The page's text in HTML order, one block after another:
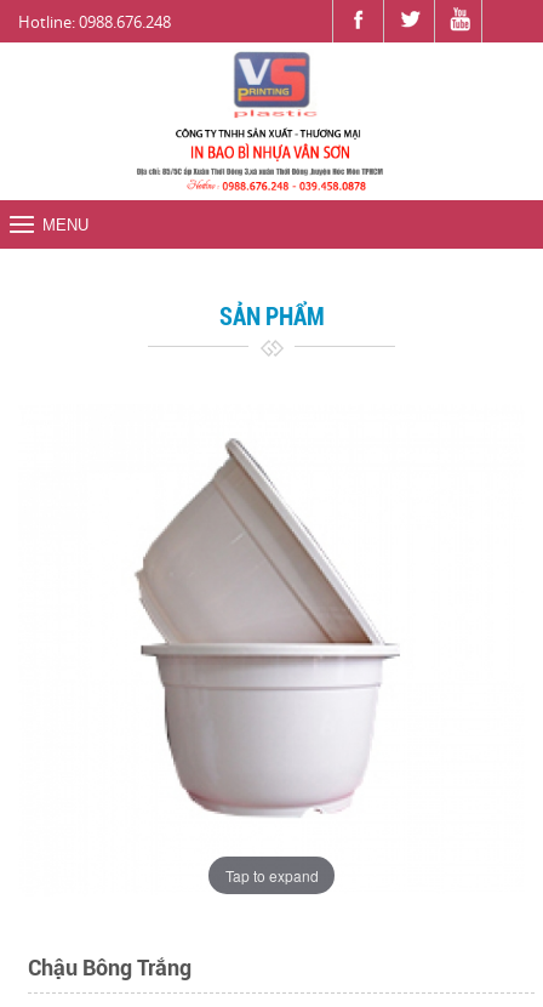
Hotline: 0988.676.248
MENU
SẢN PHẨM
Tap to expand
Chậu Bông Trắng